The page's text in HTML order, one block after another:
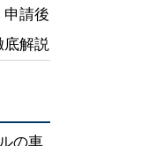
申請後
底解説
の車